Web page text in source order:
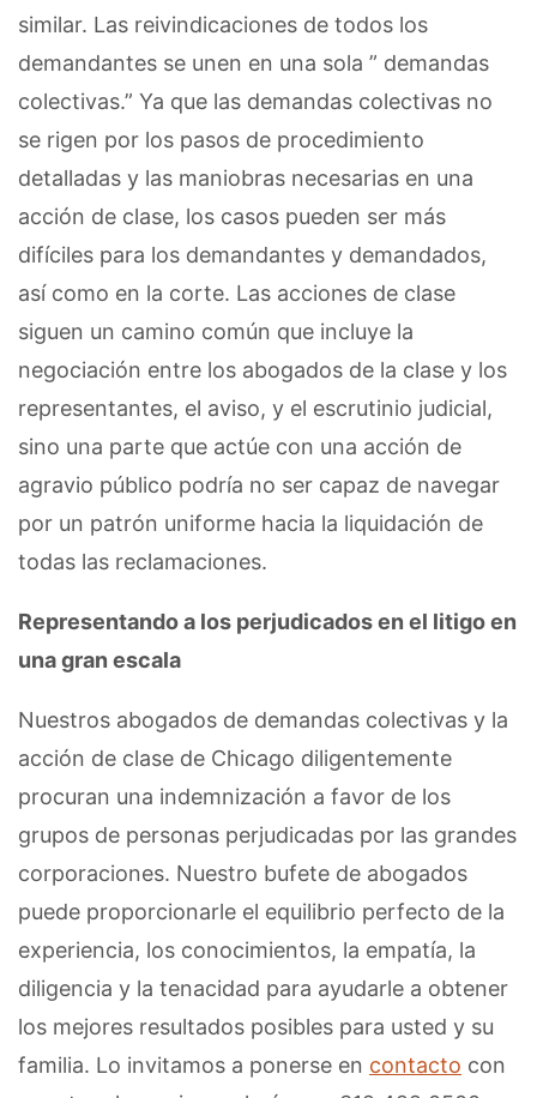
similar. Las reivindicaciones de todos los
demandantes se unen en una sola ” demandas
colectivas.” Ya que las demandas colectivas no
se rigen por los pasos de procedimiento
detalladas y las maniobras necesarias en una
acción de clase, los casos pueden ser más
difíciles para los demandantes y demandados,
así como en la corte. Las acciones de clase
siguen un camino común que incluye la
negociación entre los abogados de la clase y los
representantes, el aviso, y el escrutinio judicial,
sino una parte que actúe con una acción de
agravio público podría no ser capaz de navegar
por un patrón uniforme hacia la liquidación de
todas las reclamaciones.
Representando a los perjudicados en el litigo en
una gran escala
Nuestros abogados de demandas colectivas y la
acción de clase de Chicago diligentemente
procuran una indemnización a favor de los
grupos de personas perjudicadas por las grandes
corporaciones. Nuestro bufete de abogados
puede proporcionarle el equilibrio perfecto de la
experiencia, los conocimientos, la empatía, la
diligencia y la tenacidad para ayudarle a obtener
los mejores resultados posibles para usted y su
familia. Lo invitamos a ponerse en contacto con